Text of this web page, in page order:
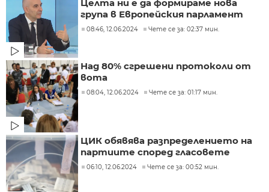
Целта ни е да формираме нова
група в Европейския парламент
08:46, 12.06.2024 Чете се за: 02:37 мин.
Над 80% сгрешени протоколи от
вота
08:04, 12.06.2024 Чете се за: 01:17 мин.
ЦИК обявява разпределението на
партиите според гласовете
06:10, 12.06.2024 Чете се за: 00:52 мин.